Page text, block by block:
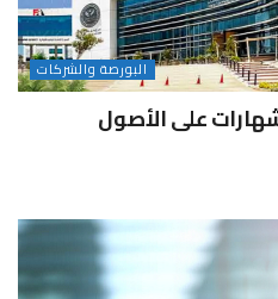
البورصة والشركات
على الأصول